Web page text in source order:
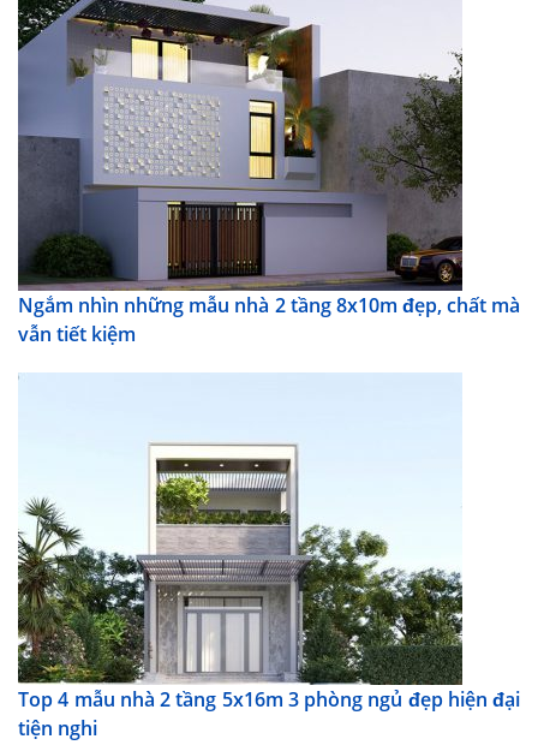
Ngắm nhìn những mẫu nhà 2 tầng 8x10m đẹp, chất mà
vẫn tiết kiệm
Top 4 mẫu nhà 2 tầng 5x16m 3 phòng ngủ đẹp hiện đại
tiện nghi